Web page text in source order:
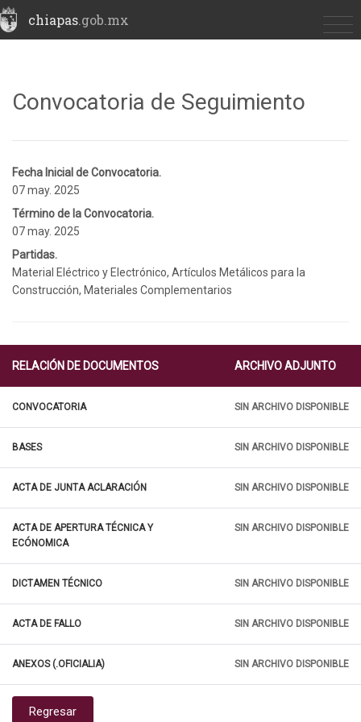
chiapas.gob.mx
Convocatoria de Seguimiento
Fecha Inicial de Convocatoria.
07 may. 2025
Término de la Convocatoria.
07 may. 2025
Partidas.
Material Eléctrico y Electrónico, Artículos Metálicos para la
Construcción, Materiales Complementarios
RELACIÓN DE DOCUMENTOS ARCHIVO ADJUNTO
CONVOCATORIA SIN ARCHIVO DISPONIBLE
BASES SIN ARCHIVO DISPONIBLE
ACTA DE JUNTA ACLARACIÓN SIN ARCHIVO DISPONIBLE
ACTA DE APERTURA TÉCNICA Y
ECÓNOMICA
SIN ARCHIVO DISPONIBLE
DICTAMEN TÉCNICO SIN ARCHIVO DISPONIBLE
ACTA DE FALLO SIN ARCHIVO DISPONIBLE
ANEXOS (.OFICIALIA) SIN ARCHIVO DISPONIBLE
Regresar